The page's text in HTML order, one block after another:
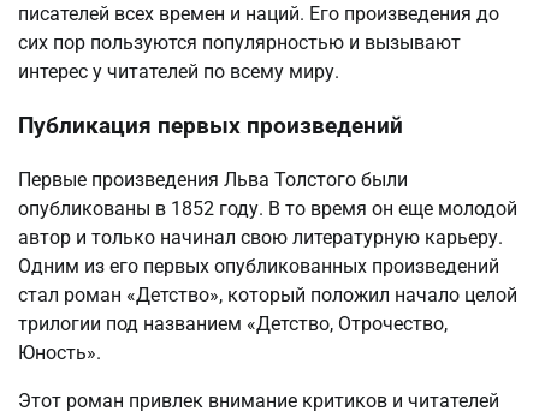
писателей всех времен и наций. Его произведения до
сих пор пользуются популярностью и вызывают
интерес у читателей по всему миру.
Публикация первых произведений
Первые произведения Льва Толстого были
опубликованы в 1852 году. В то время он еще молодой
автор и только начинал свою литературную карьеру.
Одним из его первых опубликованных произведений
стал роман «Детство», который положил начало целой
трилогии под названием «Детство, Отрочество,
Юность».
Этот роман привлек внимание критиков и читателей